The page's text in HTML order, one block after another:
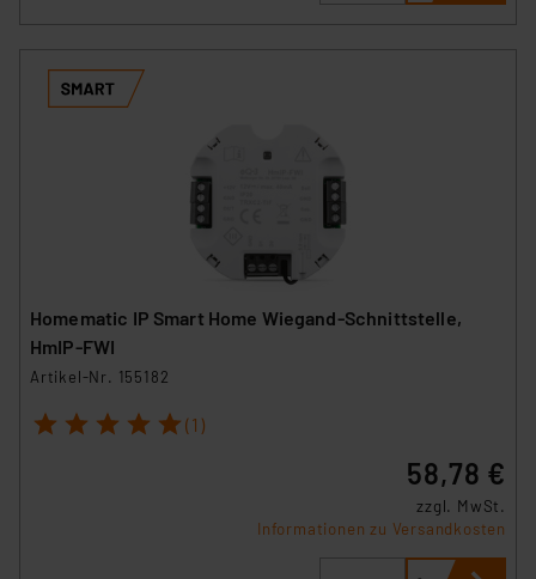
Homematic IP Smart Home Wiegand-Schnittstelle,
HmIP-FWI
Artikel-Nr. 155182
1 2 3 4 5 (1)
58,78 €
zzgl. MwSt.
Informationen zu Versandkosten